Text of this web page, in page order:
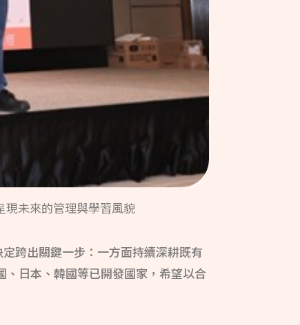
現未來的管理與學習風貌
跨出關鍵一步：一方面持續深耕既有
日本、韓國等已開發國家，希望以合